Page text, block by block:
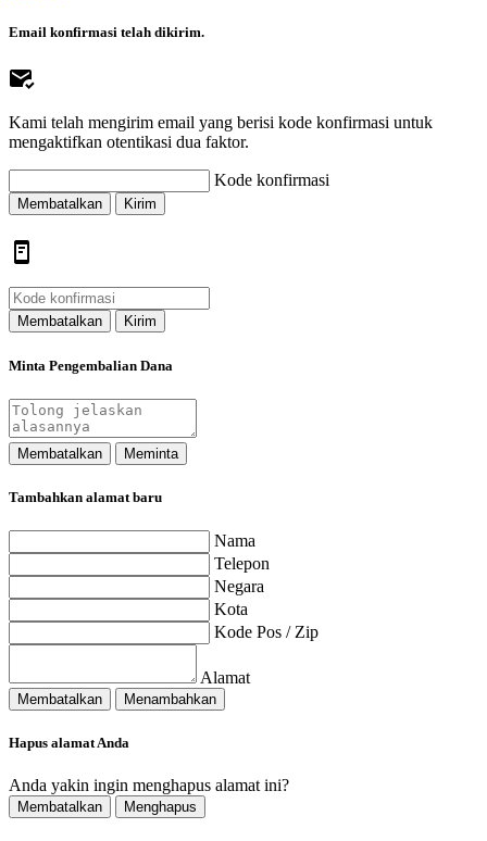
Email konfirmasi telah dikirim.
Kami telah mengirim email yang berisi kode konfirmasi untuk
mengaktifkan otentikasi dua faktor.
Kode konfirmasi
Membatalkan Kirim
Membatalkan Kirim
Minta Pengembalian Dana
Membatalkan Meminta
Tambahkan alamat baru
Nama
Telepon
Negara
Kota
Kode Pos / Zip
Alamat
Membatalkan Menambahkan
Hapus alamat Anda
Anda yakin ingin menghapus alamat ini?
Membatalkan Menghapus